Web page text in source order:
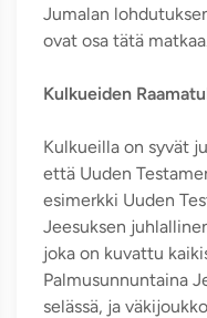
Jumalan
ovat osa tätä
Kulkueiden
Kulkueilla on syvät
että Uuden
esimerkki Uuden
Jeesuksen
joka on kuvattu
Palmusunnuntaina
selässä, ja